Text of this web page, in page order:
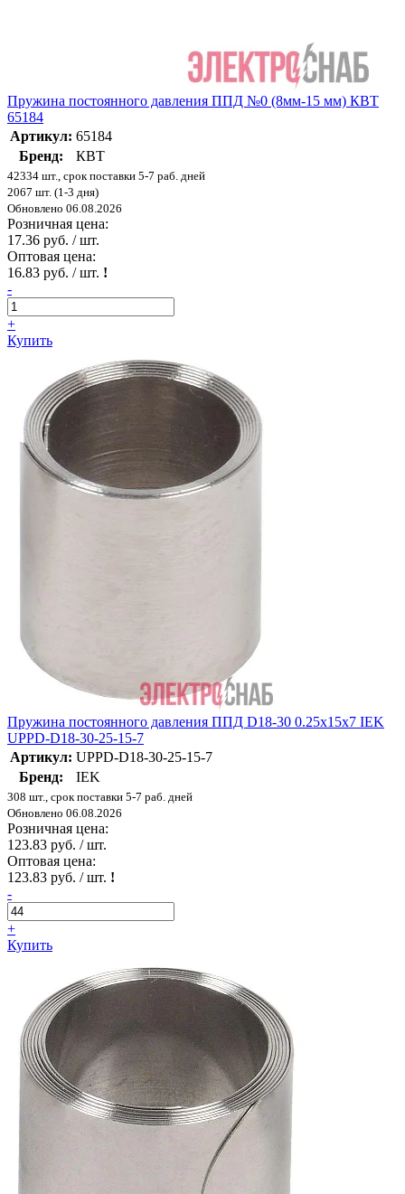
Пружина постоянного давления ППД №0 (8мм-15 мм) КВТ
65184
Артикул: 65184
Бренд:
КВТ
42334 шт., срок поставки 5-7 раб. дней
2067 шт. (1-3 дня)
Обновлено 06.08.2026
Розничная цена:
17.36 руб. / шт.
Оптовая цена:
16.83 руб. / шт. !
-
+
Купить
Пружина постоянного давления ППД D18-30 0.25х15х7 IEK
UPPD-D18-30-25-15-7
Артикул: UPPD-D18-30-25-15-7
Бренд:
IEK
308 шт., срок поставки 5-7 раб. дней
Обновлено 06.08.2026
Розничная цена:
123.83 руб. / шт.
Оптовая цена:
123.83 руб. / шт. !
-
+
Купить